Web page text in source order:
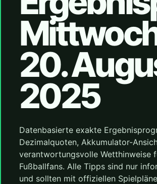
20.
2025
Datenbasierte exakte
Dezimalquoten, Akkumulator-
verantwortungsvolle Wetthinweise
Fußballfans. Alle Tipps sind nur
und sollten mit offiziellen